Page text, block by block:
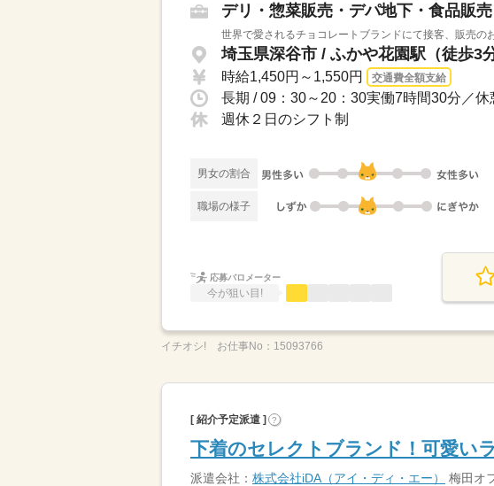
デリ・惣菜販売・デパ地下・食品販売
世界で愛されるチョコレートブランドにて接客、販売
埼玉県深谷市 / ふかや花園駅（徒歩3分
時給1,450円～1,550円 交通費全額支給
週休２日のシフト制
男女の割合
職場の様子
応募バロメーター
今が狙い目!
イチオシ! お仕事No： 15093766
[ 紹介予定派遣 ] ?
下着のセレクトブランド！可愛い
派遣会社： 株式会社iDA（アイ・ディ・エー） 梅田オ